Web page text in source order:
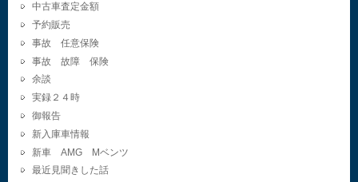
中古車査定金額
予約販売
事故 任意保険
事故 故障 保険
余談
実録２４時
御報告
新入庫車情報
新車 AMG Mベンツ
最近見聞きした話